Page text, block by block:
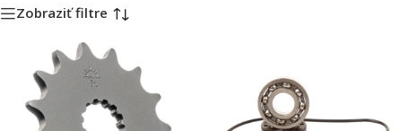
Zobraziť filtre